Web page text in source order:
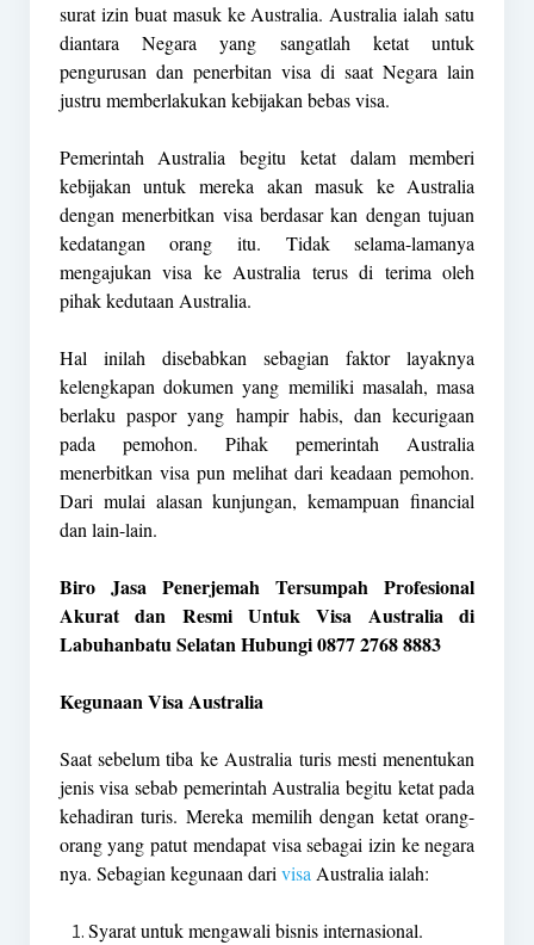
surat izin buat masuk ke Australia. Australia ialah satu
diantara Negara yang sangatlah ketat untuk
pengurusan dan penerbitan visa di saat Negara lain
justru memberlakukan kebijakan bebas visa.
Pemerintah Australia begitu ketat dalam memberi
kebijakan untuk mereka akan masuk ke Australia
dengan menerbitkan visa berdasar kan dengan tujuan
kedatangan orang itu. Tidak selama-lamanya
mengajukan visa ke Australia terus di terima oleh
pihak kedutaan Australia.
Hal inilah disebabkan sebagian faktor layaknya
kelengkapan dokumen yang memiliki masalah, masa
berlaku paspor yang hampir habis, dan kecurigaan
pada pemohon. Pihak pemerintah Australia
menerbitkan visa pun melihat dari keadaan pemohon.
Dari mulai alasan kunjungan, kemampuan financial
dan lain-lain.
Biro Jasa Penerjemah Tersumpah Profesional
Akurat dan Resmi Untuk Visa Australia di
Labuhanbatu Selatan Hubungi 0877 2768 8883
Kegunaan Visa Australia
Saat sebelum tiba ke Australia turis mesti menentukan
jenis visa sebab pemerintah Australia begitu ketat pada
kehadiran turis. Mereka memilih dengan ketat orang-
orang yang patut mendapat visa sebagai izin ke negara
nya. Sebagian kegunaan dari visa Australia ialah:
Syarat untuk mengawali bisnis internasional.